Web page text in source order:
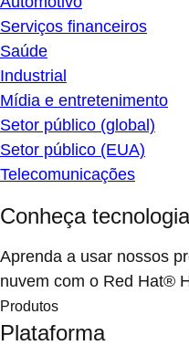
Serviços financeiros
Saúde
Industrial
Mídia e entretenimento
Setor público (global)
Setor público (EUA)
Telecomunicações
Conheça
Aprenda a usar nossos
nuvem com o Red Hat®
Produtos
Plataforma